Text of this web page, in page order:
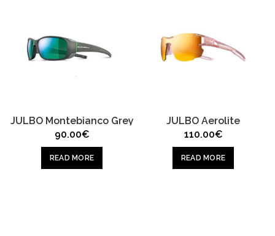
JULBO Montebianco Grey
90.00€
READ MORE
JULBO Aerolite
110.00€
READ MORE